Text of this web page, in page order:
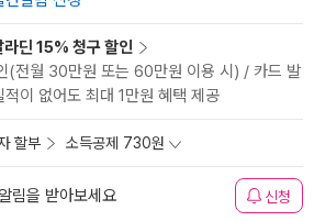
라딘 15% 청구 할인
(전월 30만원 또는 60만원 이용 시) / 카드 발
이 없어도 최대 1만원 혜택 제공
할부 소득공제 730원
림을 받아보세요 신청